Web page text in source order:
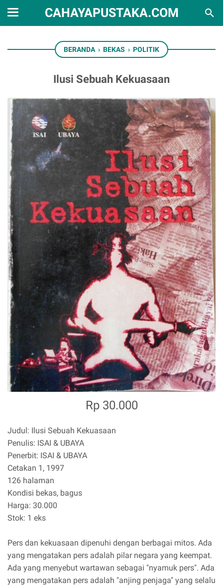
CAHAYAPUSTAKA.COM
BERANDA › BEKAS › POLITIK
Ilusi Sebuah Kekuasaan
Rp 30.000
Judul: Ilusi Sebuah Kekuasaan
Penulis: ISAI & UBAYA
Penerbit: ISAI & UBAYA
Cetakan 1, 1997
126 halaman
Kondisi bekas, bagus
Harga: 30.000
Stok: 1 eks
Pers dan kekuasaan dipenuhi dengan berbagai mitos. Ada
yang mengatakan pers adalah pilar negara yang keempat.
Ada yang menyebut wartawan sebagai "nyamuk pers". Ada
yang mengatakan pers adalah "anjing penjaga" yang selalu